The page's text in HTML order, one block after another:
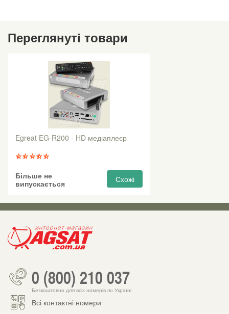
Переглянуті товари
Egreat EG-R200 - HD медіаплеєр
Більше не
випускається
Схожі
0 (800) 210 037
Безкоштовно для всіх номерів по Україні
Всі контактні номери